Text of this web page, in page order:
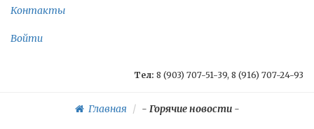
Контакты
Войти
Тел: 8 (903) 707-51-39, 8 (916) 707-24-93
Главная - Горячие новости-